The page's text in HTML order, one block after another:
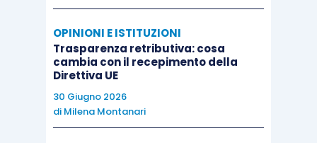
OPINIONI E ISTITUZIONI
Trasparenza retributiva: cosa
cambia con il recepimento della
Direttiva UE
30 Giugno 2026
di Milena Montanari